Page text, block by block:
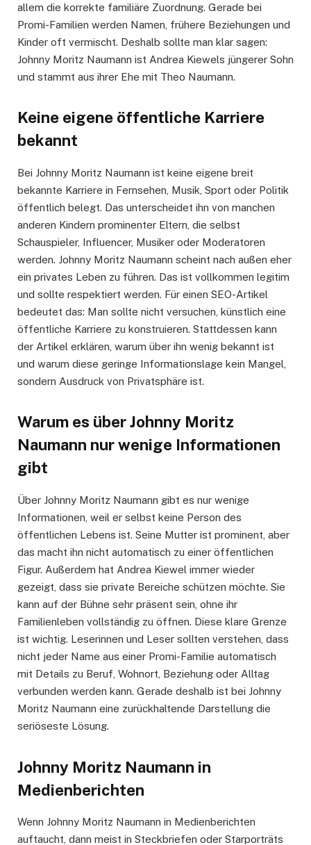
allem die korrekte familiäre Zuordnung. Gerade bei
Promi-Familien werden Namen, frühere Beziehungen und
Kinder oft vermischt. Deshalb sollte man klar sagen:
Johnny Moritz Naumann ist Andrea Kiewels jüngerer Sohn
und stammt aus ihrer Ehe mit Theo Naumann.
Keine eigene öffentliche Karriere
bekannt
Bei Johnny Moritz Naumann ist keine eigene breit
bekannte Karriere in Fernsehen, Musik, Sport oder Politik
öffentlich belegt. Das unterscheidet ihn von manchen
anderen Kindern prominenter Eltern, die selbst
Schauspieler, Influencer, Musiker oder Moderatoren
werden. Johnny Moritz Naumann scheint nach außen eher
ein privates Leben zu führen. Das ist vollkommen legitim
und sollte respektiert werden. Für einen SEO-Artikel
bedeutet das: Man sollte nicht versuchen, künstlich eine
öffentliche Karriere zu konstruieren. Stattdessen kann
der Artikel erklären, warum über ihn wenig bekannt ist
und warum diese geringe Informationslage kein Mangel,
sondern Ausdruck von Privatsphäre ist.
Warum es über Johnny Moritz
Naumann nur wenige Informationen
gibt
Über Johnny Moritz Naumann gibt es nur wenige
Informationen, weil er selbst keine Person des
öffentlichen Lebens ist. Seine Mutter ist prominent, aber
das macht ihn nicht automatisch zu einer öffentlichen
Figur. Außerdem hat Andrea Kiewel immer wieder
gezeigt, dass sie private Bereiche schützen möchte. Sie
kann auf der Bühne sehr präsent sein, ohne ihr
Familienleben vollständig zu öffnen. Diese klare Grenze
ist wichtig. Leserinnen und Leser sollten verstehen, dass
nicht jeder Name aus einer Promi-Familie automatisch
mit Details zu Beruf, Wohnort, Beziehung oder Alltag
verbunden werden kann. Gerade deshalb ist bei Johnny
Moritz Naumann eine zurückhaltende Darstellung die
seriöseste Lösung.
Johnny Moritz Naumann in
Medienberichten
Wenn Johnny Moritz Naumann in Medienberichten
auftaucht, dann meist in Steckbriefen oder Starporträts